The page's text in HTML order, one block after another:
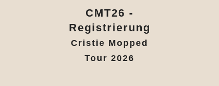
CMT26 -
Registrierung
Cristie Mopped
Tour 2026